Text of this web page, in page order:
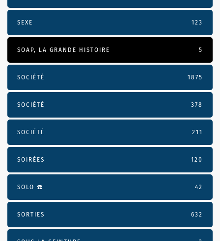
SEXE 123
SOAP, LA GRANDE HISTOIRE 5
SOCIÉTÉ 1875
SOCIÉTÉ 378
SOCIÉTÉ 211
SOIRÉES 120
SOLO ☎️ 42
SORTIES 632